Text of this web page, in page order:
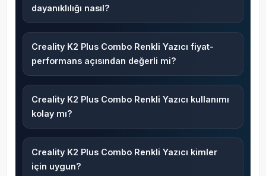
dayanıklılığı nasıl?
Creality K2 Plus Combo Renkli Yazıcı fiyat-
performans açısından değerli mi?
Creality K2 Plus Combo Renkli Yazıcı kullanımı
kolay mı?
Creality K2 Plus Combo Renkli Yazıcı kimler
için uygun?